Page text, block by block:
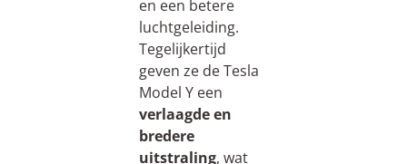
en een betere
luchtgeleiding.
Tegelijkertijd
geven ze de Tesla
Model Y een
verlaagde en
bredere
uitstraling, wat